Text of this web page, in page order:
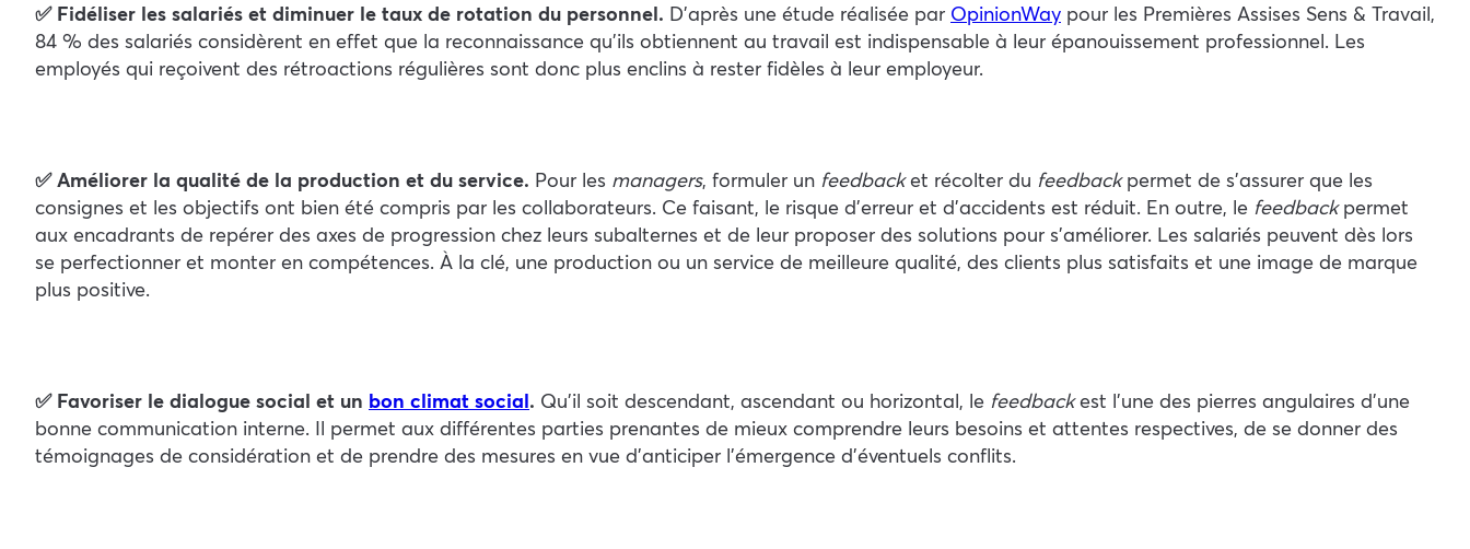
✅ Fidéliser les salariés et diminuer le taux de rotation du personnel. D’après une étude réalisée par OpinionWay pour les Premières Assises Sens & Travail,
84 % des salariés considèrent en effet que la reconnaissance qu’ils obtiennent au travail est indispensable à leur épanouissement professionnel. Les
employés qui reçoivent des rétroactions régulières sont donc plus enclins à rester fidèles à leur employeur.
✅ Améliorer la qualité de la production et du service. Pour les managers, formuler un feedbacket récolter du feedbackpermet de s’assurer que les
consignes et les objectifs ont bien été compris par les collaborateurs. Ce faisant, le risque d’erreur et d’accidents est réduit. En outre, le feedbackpermet
aux encadrants de repérer des axes de progression chez leurs subalternes et de leur proposer des solutions pour s’améliorer. Les salariés peuvent dès lors
se perfectionner et monter en compétences. À la clé, une production ou un service de meilleure qualité, des clients plus satisfaits et une image de marque
plus positive.
✅ Favoriser le dialogue social et un bon climat social. Qu’il soit descendant, ascendant ou horizontal, le feedbackest l’une des pierres angulaires d’une
bonne communication interne. Il permet aux différentes parties prenantes de mieux comprendre leurs besoins et attentes respectives, de se donner des
témoignages de considération et de prendre des mesures en vue d’anticiper l’émergence d’éventuels conflits.